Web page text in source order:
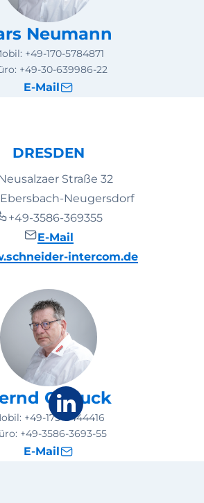
Neumann
+49-170-5784871
+49-30-639986-22
E-Mail
DRESDEN
Straße 32
Neugersdorf
+49-3586-369355
E-Mail
intercom.de
Gnauck
+49-173-6444416
+49-3586-3693-55
E-Mail